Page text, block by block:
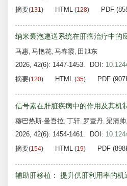
摘要(131) HTML (128) PDF
纳米囊泡递送系统在肝癌治疗中的
马惠, 马艳花, 马春霞, 田旭东
2026, 42(6): 1447-1453.
DOI:
摘要(120) HTML (35) PDF
信号素在肝脏疾病中的作用及其机
穆巴热斯·曼吾拉, 丁轩, 罗壹丹, 梁清帅,
2026, 42(6): 1454-1461.
DOI:
摘要(154) HTML (19) PDF
辅助肝移植： 提升供肝利用率的机